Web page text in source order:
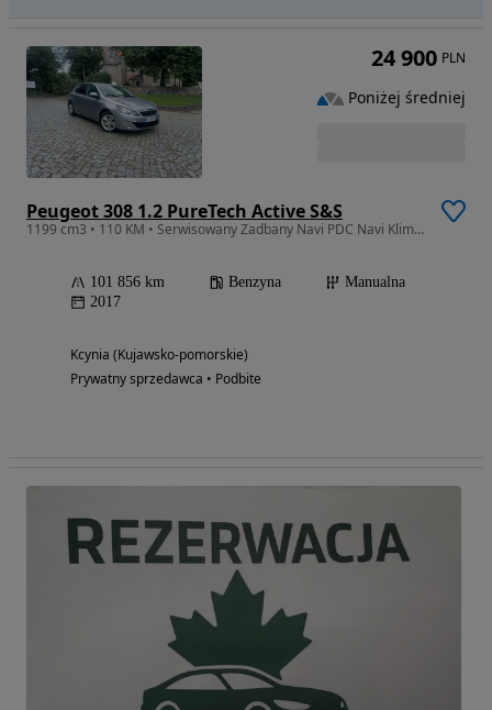
Peugeot 308 1.2 PureTech Active S&S
1199 cm3 • 110 KM • Serwisowany Zadbany Navi PDC Navi Klimatronik Alu 16
101 856 km Benzyna
Manualna
2017
Kcynia (Kujawsko-pomorskie)
Prywatny sprzedawca • Podbite
24 900 PLN
Poniżej średniej